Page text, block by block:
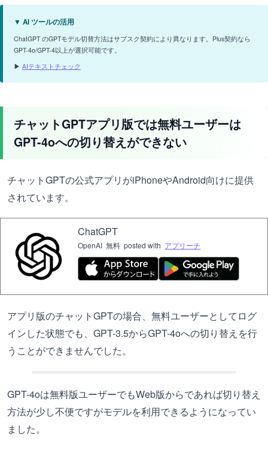
▼ AI ツールの活用
ChatGPT のGPTモデル切替方法はサブスク契約により異なります。Plus契約なら
GPT-4o/GPT-4以上が選択可能です。
▶ AIテキストチェック
チャットGPTアプリ版では無料ユーザーは
GPT-4oへの切り替えができない
チャットGPTの公式アプリがiPhoneやAndroid向けに提供
されています。
ChatGPT
OpenAI 無料 posted with アプリーチ
アプリ版のチャットGPTの場合、無料ユーザーとしてログ
インした状態でも、GPT-3.5からGPT-4oへの切り替えを行
うことができませんでした。
GPT-4oは無料版ユーザーでもWeb版からであれば切り替え
方法が少し不便ですがモデルを利用できるようになってい
ました。